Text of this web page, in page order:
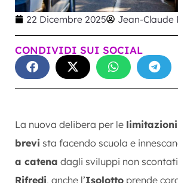
22 Dicembre 2025 Jean-Claude
CONDIVIDI SUI SOCIAL
La nuova delibera per le
brevi sta facendo scuola e
a catena dagli sviluppi non
Rifredi, anche l’Isolotto prende